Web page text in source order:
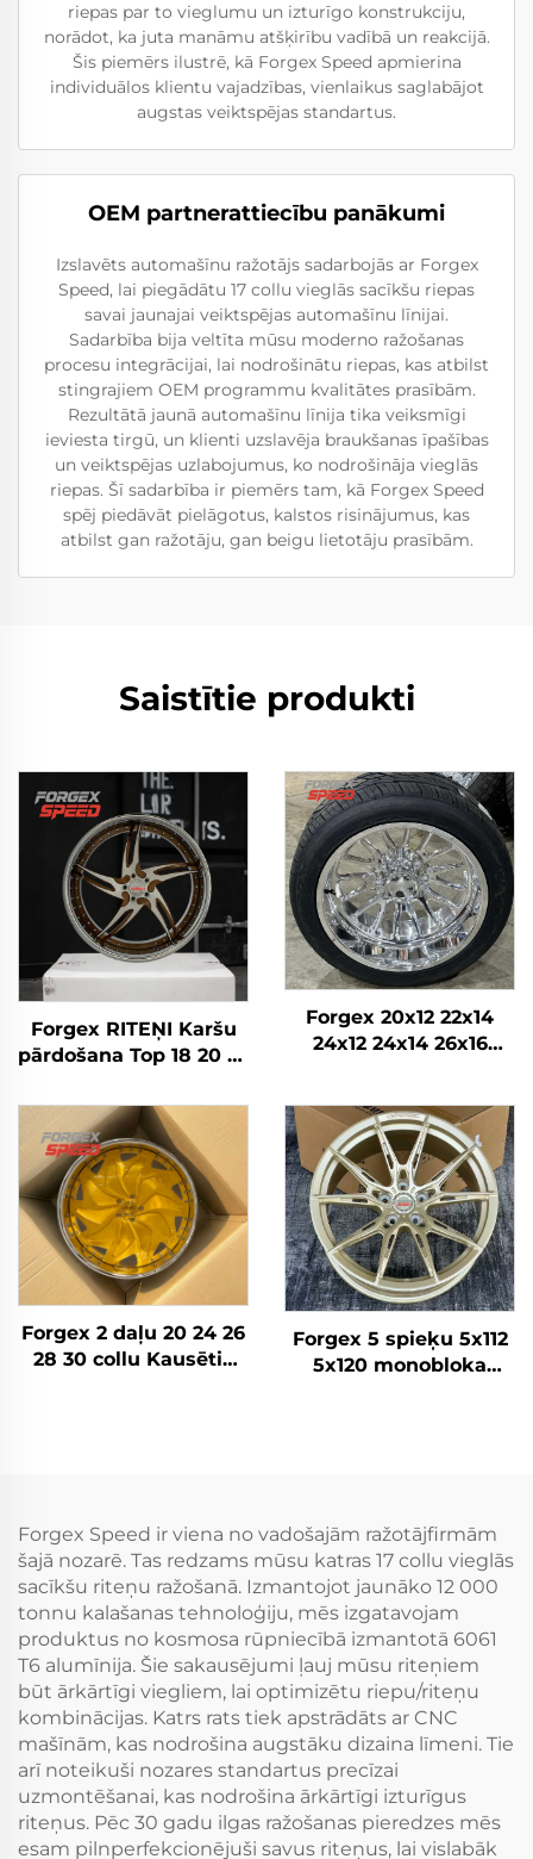
riepas par to vieglumu un izturīgo konstrukciju,
norādot, ka juta manāmu atšķirību vadībā un reakcijā.
Šis piemērs ilustrē, kā Forgex Speed apmierina
individuālos klientu vajadzības, vienlaikus saglabājot
augstas veiktspējas standartus.
OEM partnerattiecību panākumi
Izslavēts automašīnu ražotājs sadarbojās ar Forgex
Speed, lai piegādātu 17 collu vieglās sacīkšu riepas
savai jaunajai veiktspējas automašīnu līnijai.
Sadarbība bija veltīta mūsu moderno ražošanas
procesu integrācijai, lai nodrošinātu riepas, kas atbilst
stingrajiem OEM programmu kvalitātes prasībām.
Rezultātā jaunā automašīnu līnija tika veiksmīgi
ieviesta tirgū, un klienti uzslavēja braukšanas īpašības
un veiktspējas uzlabojumus, ko nodrošināja vieglās
riepas. Šī sadarbība ir piemērs tam, kā Forgex Speed
spēj piedāvāt pielāgotus, kalstos risinājumus, kas
atbilst gan ražotāju, gan beigu lietotāju prasībām.
Saistītie produkti
Forgex RITEŅI Karšu
pārdošana Top 18 20 22
5x114.3 5x120 6x139.7
Pielāgoti kausētie
riteņi Personīgā auto
diski
Forgex 20x12 22x14
24x12 24x14 26x16
kaltās diskrades
Chevrolet GMC
2500HD Silverado Ram
SUV
Forgex 2 daļu 20 24 26
28 30 collu Kausētie
Forgex 5 spieķu 5x112
5x120 monobloka
Forgex Speed ir viena no vadošajām ražotājfirmām
šajā nozarē. Tas redzams mūsu katras 17 collu vieglās
sacīkšu riteņu ražošanā. Izmantojot jaunāko 12 000
tonnu kalašanas tehnoloģiju, mēs izgatavojam
produktus no kosmosa rūpniecībā izmantotā 6061
T6 alumīnija. Šie sakausējumi ļauj mūsu riteņiem
būt ārkārtīgi viegliem, lai optimizētu riepu/riteņu
kombinācijas. Katrs rats tiek apstrādāts ar CNC
mašīnām, kas nodrošina augstāku dizaina līmeni. Tie
arī noteikuši nozares standartus precīzai
uzmontēšanai, kas nodrošina ārkārtīgi izturīgus
riteņus. Pēc 30 gadu ilgas ražošanas pieredzes mēs
esam pilnperfekcionējuši savus riteņus, lai vislabāk